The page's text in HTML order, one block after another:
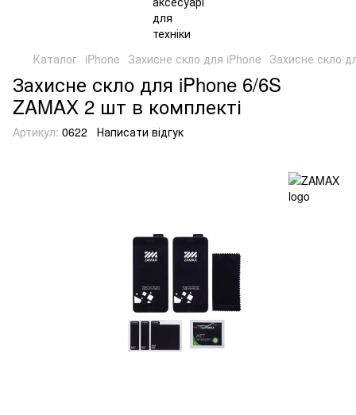
Каталог iPhone Захисне скло для iPhone Захисне скло
Захисне скло для iPhone 6/6S
ZAMAX 2 шт в комплекті
Артикул: 0622 Написати відгук